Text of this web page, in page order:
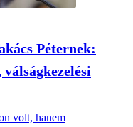
Péternek:
volt, hanem